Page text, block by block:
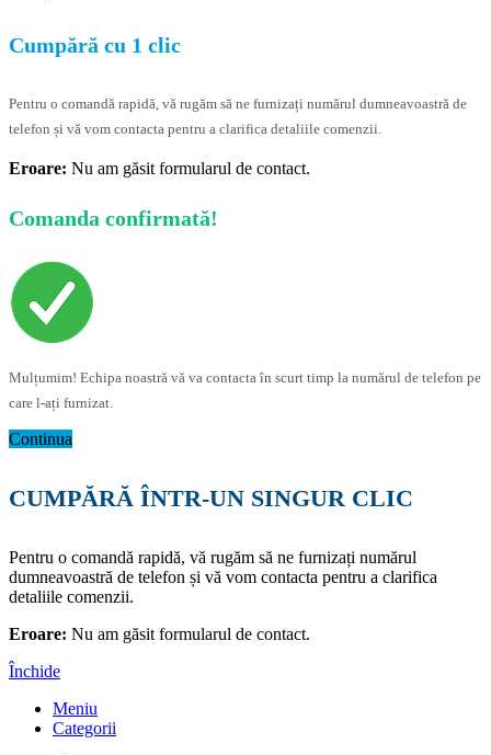
Cumpără cu 1 clic
Pentru o comandă rapidă, vă rugăm să ne furnizați numărul dumneavoastră de
telefon și vă vom contacta pentru a clarifica detaliile comenzii.
Eroare: Nu am găsit formularul de contact.
Comanda confirmată!
Mulțumim! Echipa noastră vă va contacta în scurt timp la numărul de telefon pe
care l-ați furnizat.
Continua
CUMPĂRĂ ÎNTR-UN SINGUR CLIC
Pentru o comandă rapidă, vă rugăm să ne furnizați numărul
dumneavoastră de telefon și vă vom contacta pentru a clarifica
detaliile comenzii.
Eroare: Nu am găsit formularul de contact.
Închide
Meniu
Categorii